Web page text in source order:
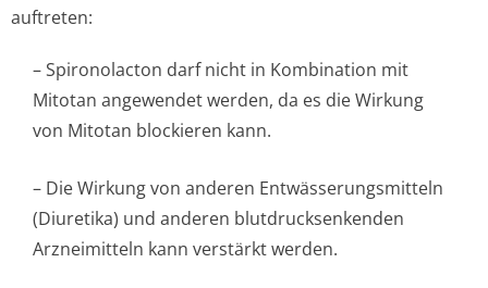
auftreten:
– Spironolacton darf nicht in Kombination mit
Mitotan angewendet werden, da es die Wirkung
von Mitotan blockieren kann.
– Die Wirkung von anderen Entwässerungsmit­teln
(Diuretika) und anderen blutdrucksenkenden
Arzneimitteln kann verstärkt werden.